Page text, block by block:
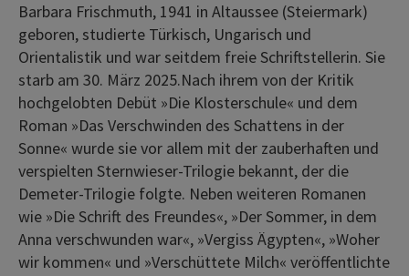
Barbara Frischmuth, 1941 in Altaussee (Steiermark)
geboren, studierte Türkisch, Ungarisch und
Orientalistik und war seitdem freie Schriftstellerin. Sie
starb am 30. März 2025.Nach ihrem von der Kritik
hochgelobten Debüt »Die Klosterschule« und dem
Roman »Das Verschwinden des Schattens in der
Sonne« wurde sie vor allem mit der zauberhaften und
verspielten Sternwieser-Trilogie bekannt, der die
Demeter-Trilogie folgte. Neben weiteren Romanen
wie »Die Schrift des Freundes«, »Der Sommer, in dem
Anna verschwunden war«, »Vergiss Ägypten«, »Woher
wir kommen« und »Verschüttete Milch« veröffentlichte